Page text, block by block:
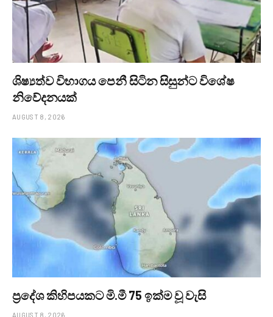
ශිෂ්‍යත්ව විභාගය පෙනී සිටින සිසුන්ට විශේෂ
නිවේදනයක්
AUGUST 8, 2026
ප්‍රදේශ කිහිපයකට මි.මී 75 ඉක්ම වූ වැසි
AUGUST 8, 2026